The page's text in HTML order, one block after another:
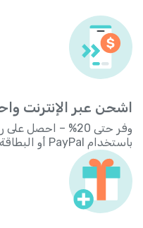
اشحن عبر الإنترنت
وفر حتى 20% – احصل على رصيد Yolla من
باستخدام PayPal أو البطاقة البنكية!